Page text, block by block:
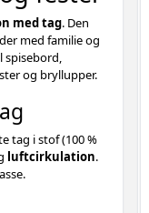
med tag. Den
med familie og
spisebord,
og bryllupper.
tag i stof (100 %
luftcirkulation.